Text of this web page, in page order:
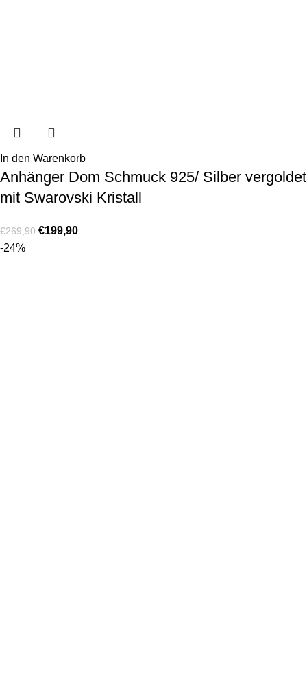
In den Warenkorb
Anhänger Dom Schmuck 925/ Silber vergoldet
mit Swarovski Kristall
€269,90 €199,90
-24%